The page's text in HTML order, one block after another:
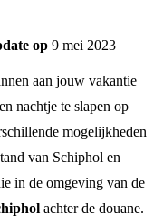
op 9 mei 2023
aan jouw vakantie
nachtje te slapen op
mogelijkheden
van Schiphol en
in de omgeving van de
achter de douane.